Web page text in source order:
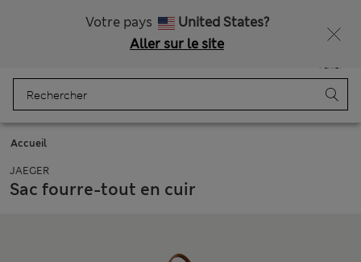
Votre pays
United States?
Aller sur le site
Panier
Accueil
JAEGER
Sac fourre-tout en cuir